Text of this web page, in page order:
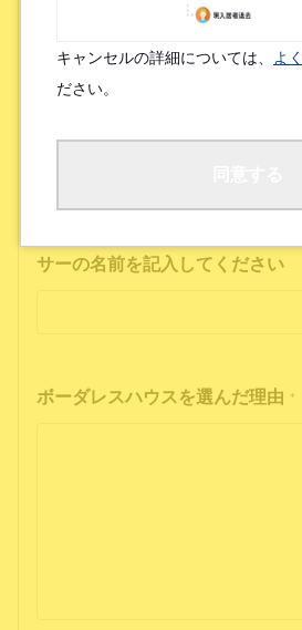
ブログやWeb記事を読んで
友人/知人からの口コミ
SNSインフルエンサーの投稿を
サーの名前を記入してください
ボーダレスハウスを選んだ理由 *
キャンセルの詳細については、 よ
ださい。